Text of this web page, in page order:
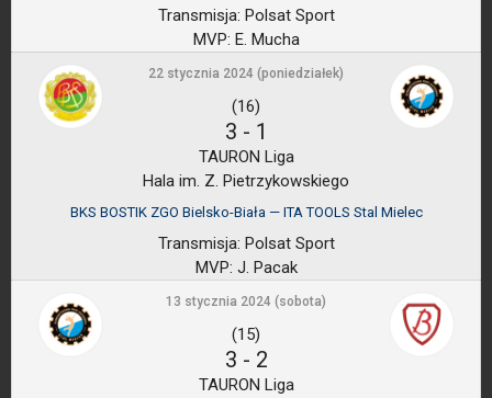
Transmisja: Polsat Sport
MVP: E. Mucha
22 stycznia 2024 (poniedziałek)
(16)
3 - 1
TAURON Liga
Hala im. Z. Pietrzykowskiego
BKS BOSTIK ZGO Bielsko-Biała — ITA TOOLS Stal Mielec
Transmisja: Polsat Sport
MVP: J. Pacak
13 stycznia 2024 (sobota)
(15)
3 - 2
TAURON Liga